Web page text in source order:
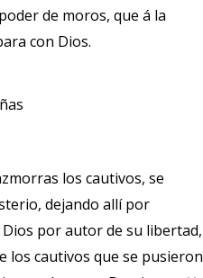
de moros, que á la
con Dios.
los cautivos, se
dejando allí por
por autor de su libertad,
los cautivos que se pusieron